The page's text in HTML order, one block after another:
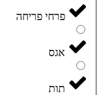
פרחי פריחה
אגס
תות